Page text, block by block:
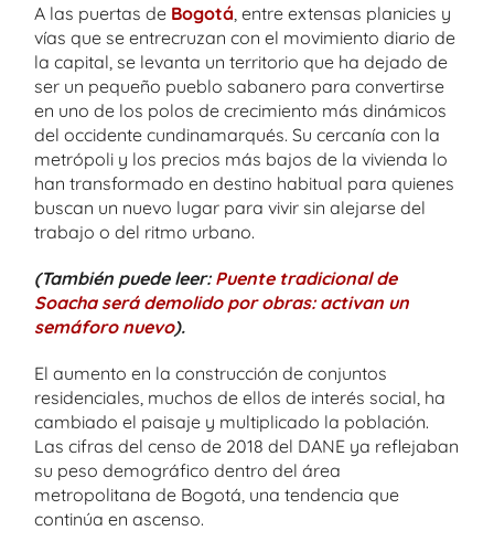
A las puertas de Bogotá , entre extensas planicies y
vías que se entrecruzan con el movimiento diario de
la capital, se levanta un territorio que ha dejado de
ser un pequeño pueblo sabanero para convertirse
en uno de los polos de crecimiento más dinámicos
del occidente cundinamarqués. Su cercanía con la
metrópoli y los precios más bajos de la vivienda lo
han transformado en destino habitual para quienes
buscan un nuevo lugar para vivir sin alejarse del
trabajo o del ritmo urbano.
(También puede leer: Puente tradicional de
Soacha será demolido por obras: activan un
semáforo nuevo).
El aumento en la construcción de conjuntos
residenciales, muchos de ellos de interés social, ha
cambiado el paisaje y multiplicado la población.
Las cifras del censo de 2018 del DANE ya reflejaban
su peso demográfico dentro del área
metropolitana de Bogotá, una tendencia que
continúa en ascenso.